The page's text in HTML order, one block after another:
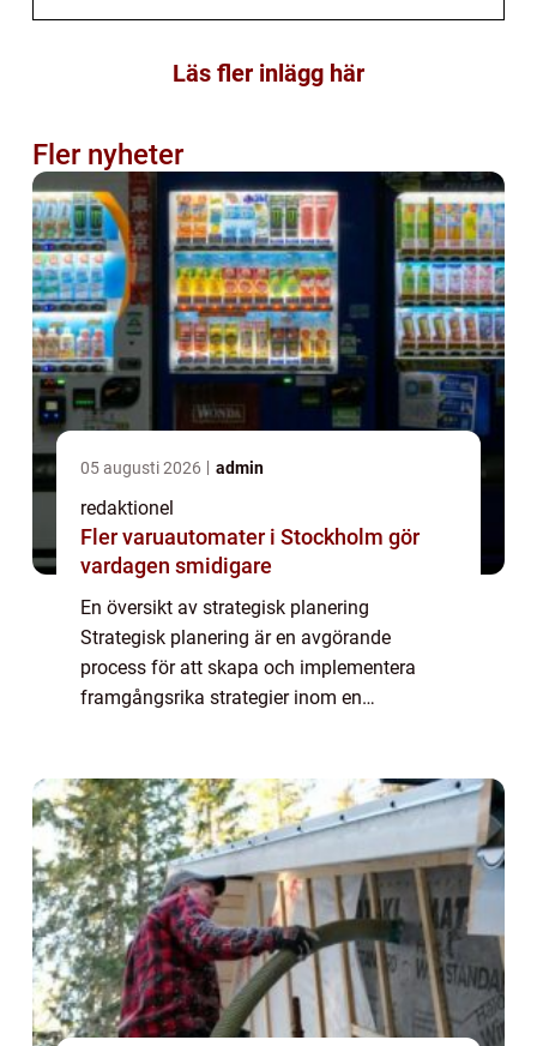
Läs fler inlägg här
Fler nyheter
05 augusti 2026 admin
redaktionel
Fler varuautomater i Stockholm gör
vardagen smidigare
En översikt av strategisk planering
Strategisk planering är en avgörande
process för att skapa och implementera
framgångsrika strategier inom en
och minimera risk...